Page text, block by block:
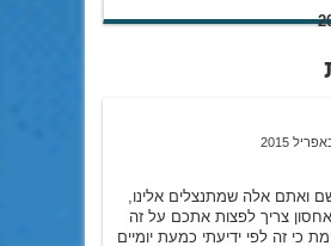
ואתם אלה שמתנצלים אלינו,
צריך לפצות אתכם על זה
כי זה לפי ידיעתי כמעת יומיים